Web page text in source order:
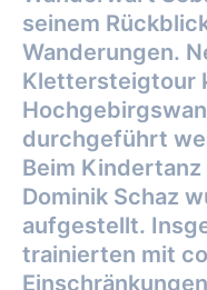
seinem
Wanderungen.
Klettersteigtour
durchgeführt
Beim
Dominik Schaz
aufgestellt.
trainierten mit